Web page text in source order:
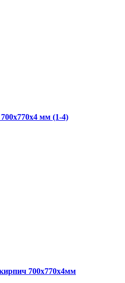
мм (1-4)
700x770x4мм